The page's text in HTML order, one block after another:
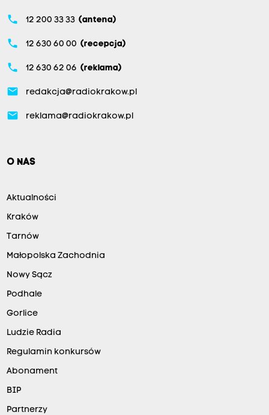
phone 12 200 33 33 (antena)
phone 12 630 60 00 (recepcja)
phone 12 630 62 06 (reklama)
email redakcja@radiokrakow.pl
email reklama@radiokrakow.pl
O NAS
Aktualności
Kraków
Tarnów
Małopolska Zachodnia
Nowy Sącz
Podhale
Gorlice
Ludzie Radia
Regulamin konkursów
Abonament
BIP
Partnerzy